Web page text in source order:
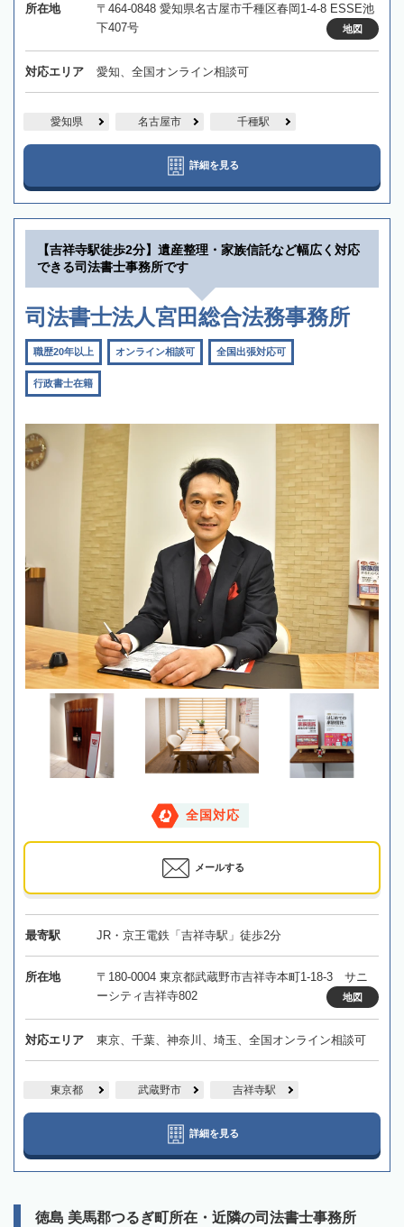
所在地
〒464-0848 愛知県名古屋市千種区春岡1-4-8 ESSE池
下407号
地図
対応エリア 愛知、全国オンライン相談可
愛知県 名古屋市 千種駅
詳細を見る
【吉祥寺駅徒歩2分】遺産整理・家族信託など幅広く対応
できる司法書士事務所です
司法書士法人宮田総合法務事務所
職歴20年以上 オンライン相談可 全国出張対応可
行政書士在籍
全国対応
メールする
最寄駅 JR・京王電鉄「吉祥寺駅」徒歩2分
所在地
〒180-0004 東京都武蔵野市吉祥寺本町1-18-3 サニ
ーシティ吉祥寺802
地図
対応エリア 東京、千葉、神奈川、埼玉、全国オンライン相談可
東京都 武蔵野市 吉祥寺駅
詳細を見る
徳島 美馬郡つるぎ町所在・近隣の司法書士事務所